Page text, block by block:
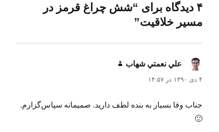
ه
۴ دیدگاه برای “شش چراغ قرمز در
مسیر خلاقیت”
علي نعمتي شهاب
۴ دی ۱۳۹۰ در ۱۴:۵۷
جناب وفا بسیار به بنده لطف دارید. صمیمانه سپاس‌گزارم.
🙂